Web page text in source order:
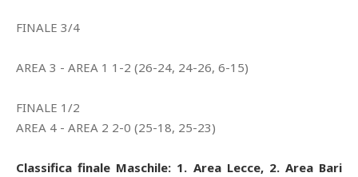
FINALE 3/4
AREA 3 - AREA 1 1-2 (26-24, 24-26, 6-15)
FINALE 1/2
AREA 4 - AREA 2 2-0 (25-18, 25-23)
Classifica finale Maschile: 1. Area Lecce, 2. Area Bari